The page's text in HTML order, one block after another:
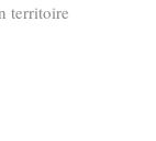
territoire